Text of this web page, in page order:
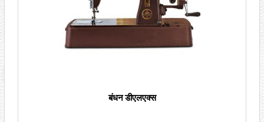
बंधन डीएलएक्स